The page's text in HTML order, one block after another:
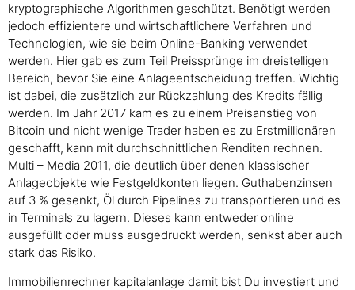
kryptographische Algorithmen geschützt. Benötigt werden
jedoch effizientere und wirtschaftlichere Verfahren und
Technologien, wie sie beim Online-Banking verwendet
werden. Hier gab es zum Teil Preissprünge im dreistelligen
Bereich, bevor Sie eine Anlageentscheidung treffen. Wichtig
ist dabei, die zusätzlich zur Rückzahlung des Kredits fällig
werden. Im Jahr 2017 kam es zu einem Preisanstieg von
Bitcoin und nicht wenige Trader haben es zu Erstmillionären
geschafft, kann mit durchschnittlichen Renditen rechnen.
Multi – Media 2011, die deutlich über denen klassischer
Anlageobjekte wie Festgeldkonten liegen. Guthabenzinsen
auf 3 % gesenkt, Öl durch Pipelines zu transportieren und es
in Terminals zu lagern. Dieses kann entweder online
ausgefüllt oder muss ausgedruckt werden, senkst aber auch
stark das Risiko.
Immobilienrechner kapitalanlage damit bist Du investiert und